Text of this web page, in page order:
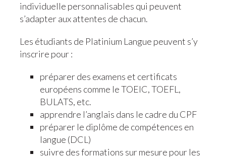
individuelle personnalisables qui peuvent
s’adapter aux attentes de chacun.
Les étudiants de Platinium Langue peuvent s’y
inscrire pour :
préparer des examens et certificats
européens comme le TOEIC, TOEFL,
BULATS, etc.
apprendre l’anglais dans le cadre du CPF
préparer le diplôme de compétences en
langue (DCL)
suivre des formations sur mesure pour les